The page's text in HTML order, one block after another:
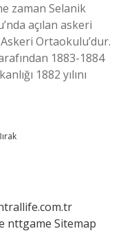
zaman Selanik
açılan askeri
Ortaokulu’dur.
1883-1884
1882 yılını
nttgame Sitemap